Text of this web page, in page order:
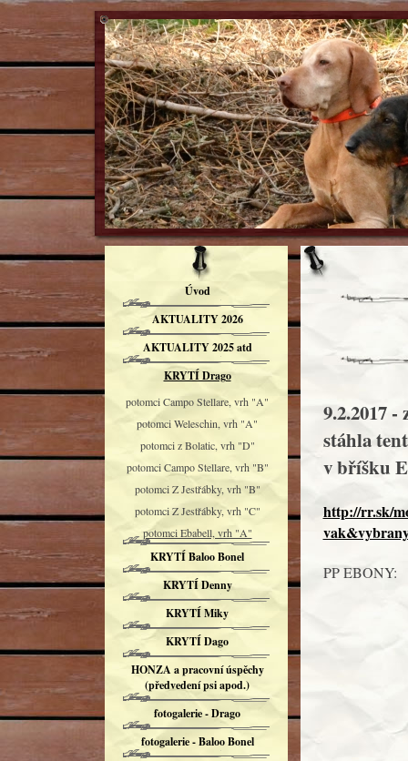
9.2.2017
stáhla
v bříšku
http://rr.sk/
PP EBONY:
Úvod
AKTUALITY 2026
AKTUALITY 2025 atd
KRYTÍ Drago
potomci Campo Stellare, vrh "A"
potomci Weleschin, vrh "A"
potomci z Bolatic, vrh "D"
potomci Campo Stellare, vrh "B"
potomci Z Jestřábky, vrh "B"
potomci Z Jestřábky, vrh "C"
potomci Ebabell, vrh "A"
KRYTÍ Baloo Bonel
KRYTÍ Denny
KRYTÍ Miky
KRYTÍ Dago
HONZA a pracovní úspěchy
(předvedení psi apod.)
fotogalerie - Drago
fotogalerie - Baloo Bonel